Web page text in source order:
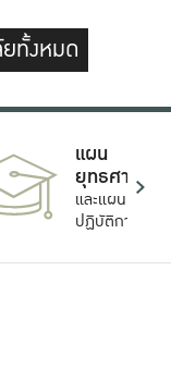
ทั้งหมด
แผน
ยุทธศาสตร์
และแผน
ปฏิบัติการ